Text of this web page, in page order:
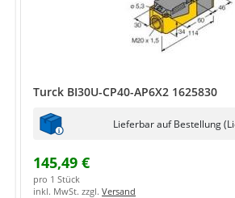
Turck BI30U-CP40-AP6X2 1625830
Lieferbar auf Bestellung
145,49 €
pro 1 Stück
inkl. MwSt. zzgl. Versand